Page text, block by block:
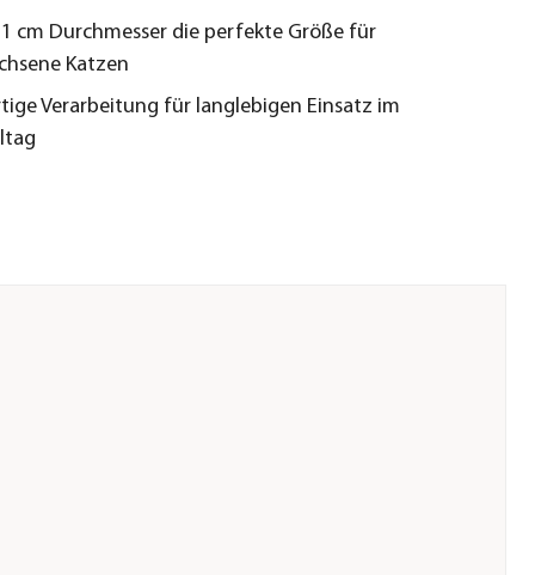
cm Durchmesser die perfekte Größe für
Katzen
Verarbeitung für langlebigen Einsatz im